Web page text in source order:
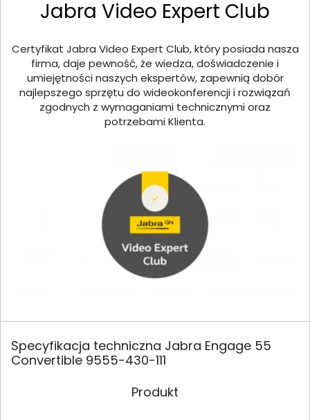
Jabra Video Expert Club
Certyfikat Jabra Video Expert Club, który posiada nasza
firma, daje pewność, że wiedza, doświadczenie i
umiejętności naszych ekspertów, zapewnią dobór
najlepszego sprzętu do wideokonferencji i rozwiązań
zgodnych z wymaganiami technicznymi oraz
potrzebami Klienta.
Specyfikacja techniczna Jabra Engage 55
Convertible 9555-430-111
Produkt